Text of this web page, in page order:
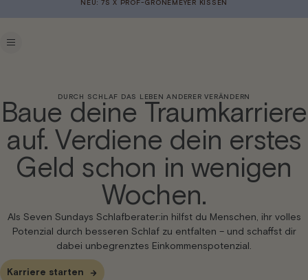
DirektNEU: 7S X PROF-GRÖNEMEYER KISSEN
DURCH SCHLAF DAS LEBEN ANDERER VERÄNDERN
Baue deine Traumkarriere
auf. Verdiene dein erstes
Geld schon in wenigen
Wochen.
Als Seven Sundays Schlafberater:in hilfst du Menschen, ihr volles
Potenzial durch besseren Schlaf zu entfalten – und schaffst dir
dabei unbegrenztes Einkommenspotenzial.
Karriere starten